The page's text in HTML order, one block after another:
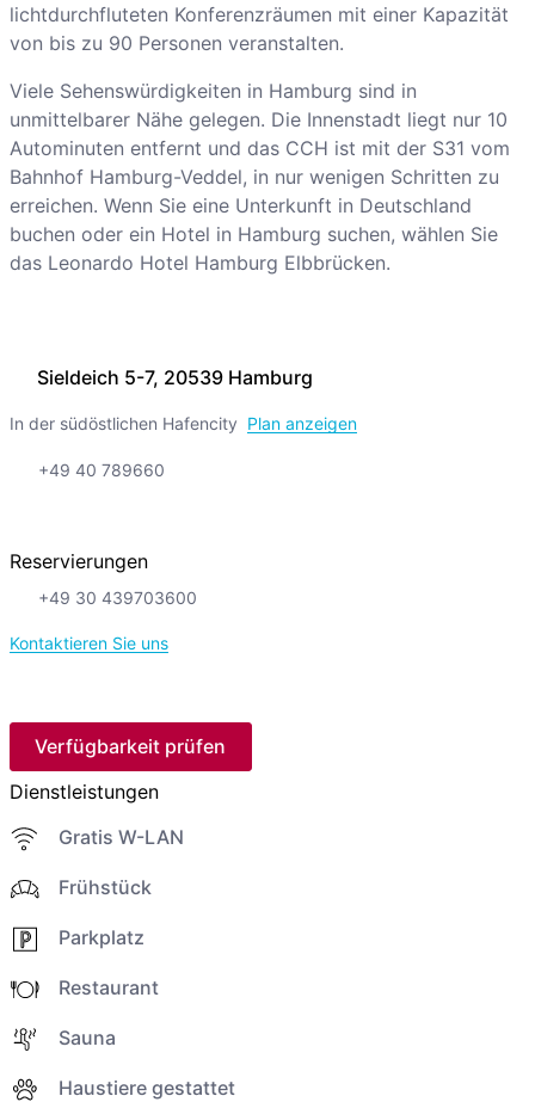
Sieldeich 5-7, 20539 Hamburg
In der südöstlichen Hafencity Plan anzeigen
+49 40 789660
Reservierungen
+49 30 439703600
Kontaktieren Sie uns
Verfügbarkeit prüfen
Dienstleistungen
Gratis W-LAN
Frühstück
Parkplatz
Restaurant
Sauna
Haustiere gestattet
lichtdurchfluteten Konferenzräumen mit einer Kapazität
von bis zu 90 Personen veranstalten.
Viele Sehenswürdigkeiten in Hamburg sind in
unmittelbarer Nähe gelegen. Die Innenstadt liegt nur 10
Autominuten entfernt und das CCH ist mit der S31 vom
Bahnhof Hamburg-Veddel, in nur wenigen Schritten zu
erreichen. Wenn Sie eine Unterkunft in Deutschland
buchen oder ein Hotel in Hamburg suchen, wählen Sie
das Leonardo Hotel Hamburg Elbbrücken.